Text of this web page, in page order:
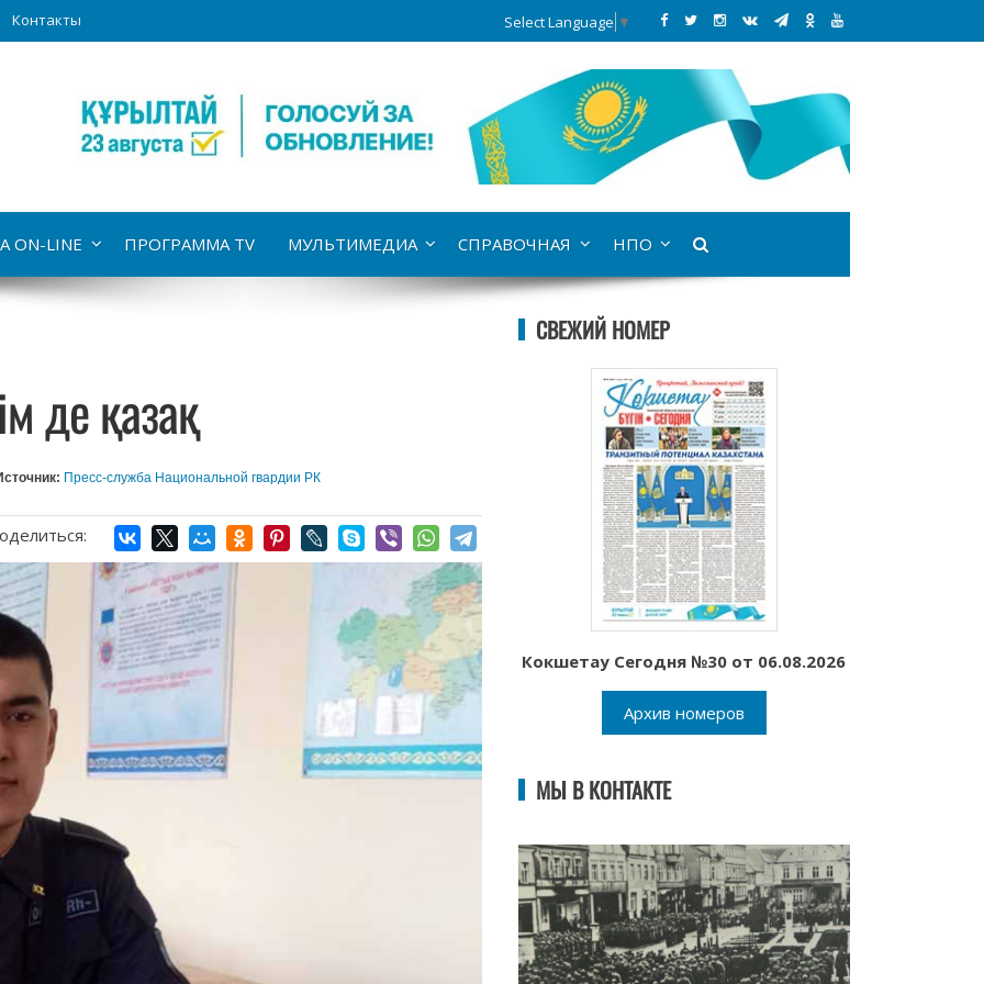
Контакты Select Language ▼
ON-LINE ПРОГРАММА TV МУЛЬТИМЕДИА СПРАВОЧНАЯ НПО
де қазақ
Пресс-служба Национальной гвардии РК
СВЕЖИЙ НОМЕР
Кокшетау Сегодня №30 от 06.08.2026
Архив номеров
МЫ В КОНТАКТЕ